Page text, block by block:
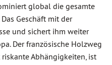
global die gesamte
Geschäft mit der
und sichert ihm weiter
Der französische Holzweg
Abhängigkeiten, ist